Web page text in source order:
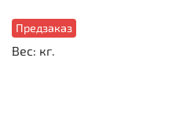
Предзаказ
Вес: кг.